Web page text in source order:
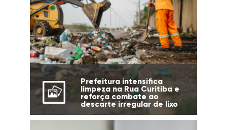
Prefeitura intensifica
limpeza na Rua Curitiba e
reforça combate ao
descarte irregular de lixo